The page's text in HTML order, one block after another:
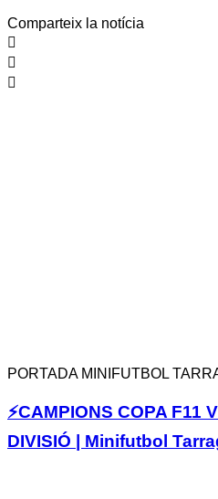
Comparteix la notícia
PORTADA MINIFUTBOL
⚡️CAMPIONS COPA F11
DIVISIÓ | Minifutbol